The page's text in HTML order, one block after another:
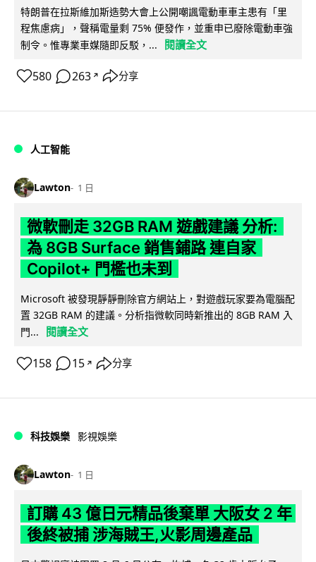
特朗普在拉斯維加斯造勢大會上公開嘲諷電動車車主患有「里
程焦慮病」，聲稱電量剩 75% 便發作，並重申已廢除電動車強
制令。惟專業車媒隨即反駁，...
閱讀全文
580 263 ↗ 分享
人工智能
Lawton 1 日
微軟刪走 32GB RAM 遊戲建議 分析:
為 8GB Surface 銷售鋪路 連自家
Copilot+ 門檻也未到
Microsoft 被發現靜靜刪除官方網站上，對遊戲玩家要為電腦配
置 32GB RAM 的建議。分析指微軟同時新推出的 8GB RAM 入
門...
閱讀全文
158 15 ↗ 分享
科技娛樂 影視娛樂
Lawton 1 日
訂購 43 億日元精品後棄單 大阪女 2 年
後終被捕 涉海賊王,火影周邊產品